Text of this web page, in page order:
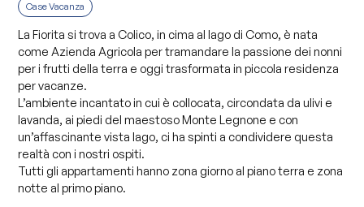
Case Vacanza
La Fiorita si trova a Colico, in cima al lago di Como, è nata
come Azienda Agricola per tramandare la passione dei nonni
per i frutti della terra e oggi trasformata in piccola residenza
per vacanze.
L’ambiente incantato in cui è collocata, circondata da ulivi e
lavanda, ai piedi del maestoso Monte Legnone e con
un’affascinante vista lago, ci ha spinti a condividere questa
realtà con i nostri ospiti.
Tutti gli appartamenti hanno zona giorno al piano terra e zona
notte al primo piano.